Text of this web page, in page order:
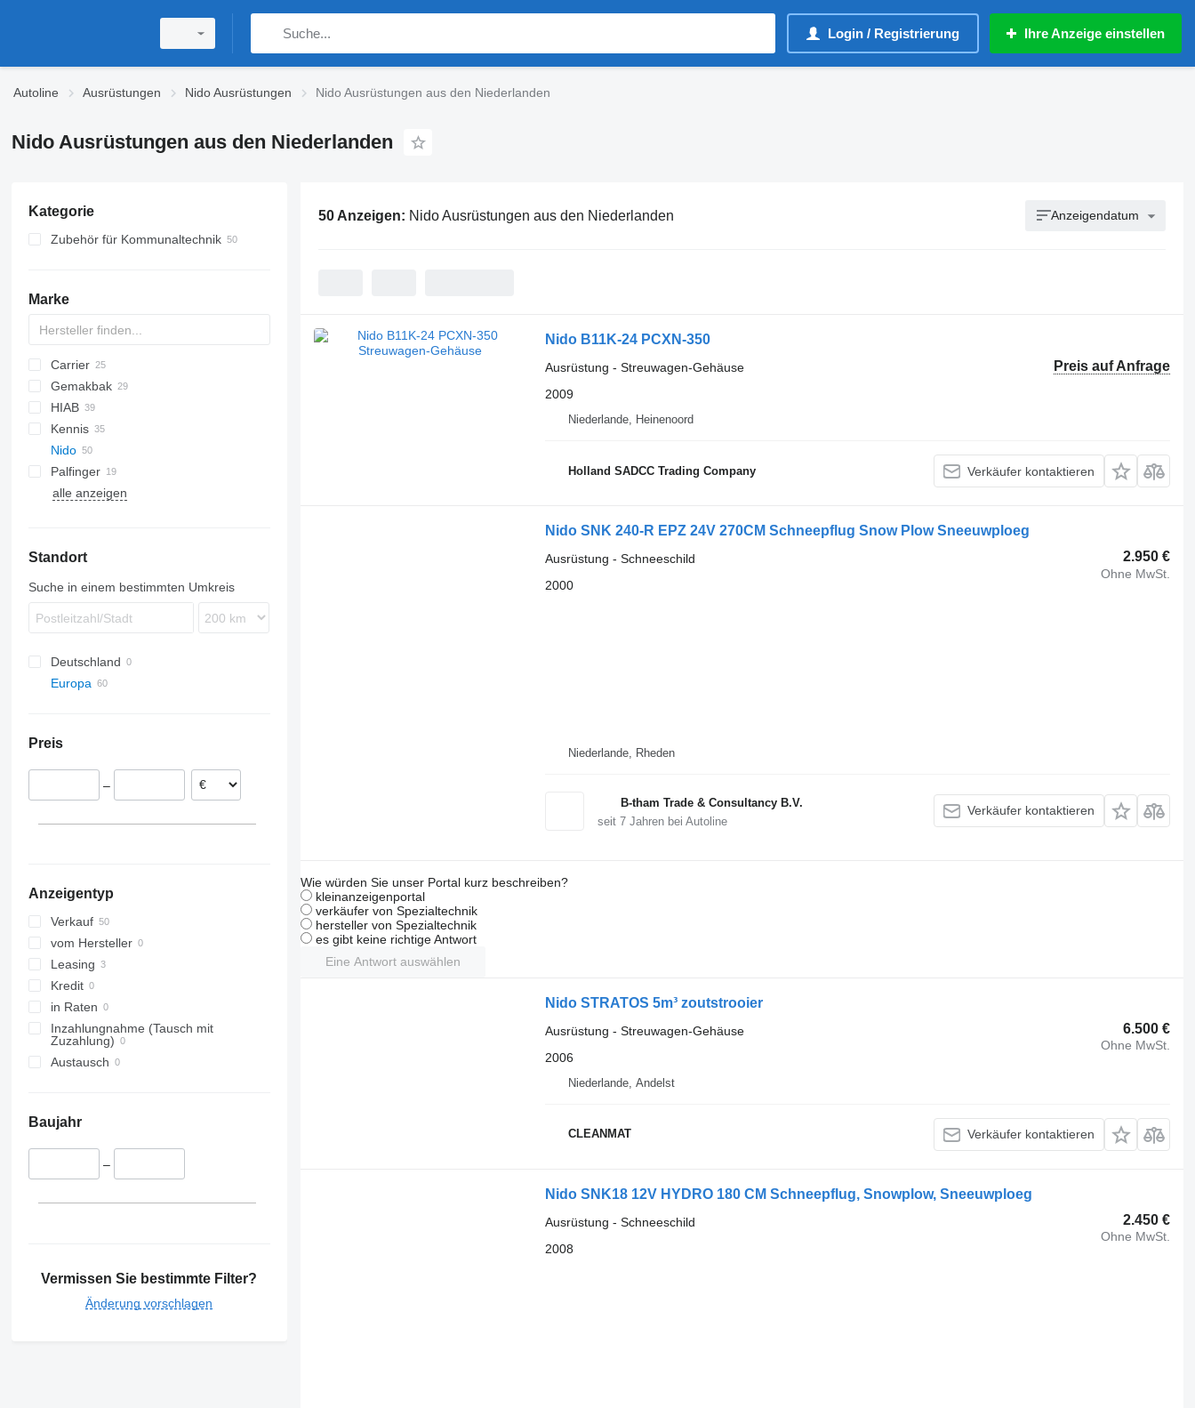
Login / Registrierung Ihre Anzeige einstellen
Autoline Ausrüstungen Nido Ausrüstungen Nido Ausrüstungen aus den Niederlanden
Nido Ausrüstungen aus den Niederlanden
Kategorie
Zubehör für Kommunaltechnik
Kehrbürsten
Sandstreuer
Marke
Carrier
MAXIMA
SUPRA
VECTOR
572G
740
775
777
D series
CF
F-series
700-series
Gemakbak
HIAB
R-series
X-HiPro
Kennis
MRT
Atego
Nido
SNK
SNK180 EPZ
Stratos
Palfinger
PK
Nido
BDF
alle anzeigen
Standort
Suche in einem bestimmten Umkreis
Deutschland
Europa
Andelst
Goudriaan
Polen
Belgien
Preis
–
Anzeigentyp
Verkauf
vom Hersteller
Leasing
Kredit
in Raten
Inzahlungnahme (Tausch mit
Zuzahlung)
Austausch
Baujahr
–
Vermissen Sie bestimmte Filter?
Änderung vorschlagen
50 Anzeigen: Nido Ausrüstungen aus den Niederlanden Anzeigendatum
Nido B11K-24 PCXN-350
Preis auf Anfrage
Ausrüstung - Streuwagen-Gehäuse
2009
Niederlande, Heinenoord
Holland SADCC Trading Company Verkäufer kontaktieren
Nido SNK 240-R EPZ 24V 270CM Schneepflug Snow Plow Sneeuwploeg
2.950 €
Ohne MwSt.
Ausrüstung - Schneeschild
2000
Niederlande, Rheden
B-tham Trade & Consultancy B.V.
seit 7Jahren bei Autoline
Verkäufer kontaktieren
Wie würden Sie unser Portal kurz beschreiben?
kleinanzeigenportal
verkäufer von Spezialtechnik
hersteller von Spezialtechnik
es gibt keine richtige Antwort
Eine Antwort auswählen
Nido STRATOS 5m³ zoutstrooier
6.500 €
Ohne MwSt.
Ausrüstung - Streuwagen-Gehäuse
2006
Niederlande, Andelst
CLEANMAT Verkäufer kontaktieren
Nido SNK18 12V HYDRO 180 CM Schneepflug, Snowplow, Sneeuwploeg
2.450 €
Ohne MwSt.
Ausrüstung - Schneeschild
2008